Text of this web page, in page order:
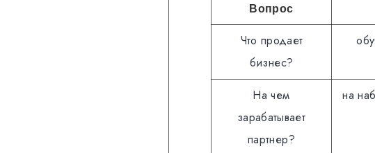
Вопрос
Что продает
бизнес?
На чем
зарабатывает
партнер?
на